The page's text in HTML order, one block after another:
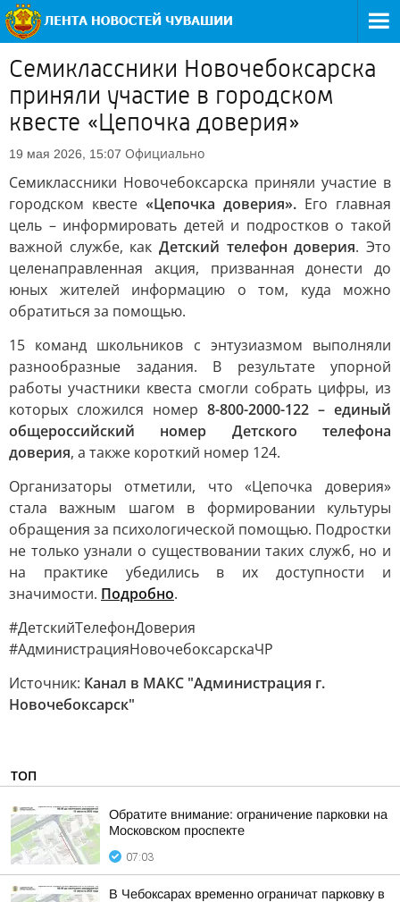
Семиклассники Новочебоксарска
приняли участие в городском
квесте «Цепочка доверия»
19 мая 2026, 15:07 Официально
Семиклассники Новочебоксарска приняли участие в
городском квесте «Цепочка доверия». Его главная
цель – информировать детей и подростков о такой
важной службе, как Детский телефон доверия. Это
целенаправленная акция, призванная донести до
юных жителей информацию о том, куда можно
обратиться за помощью.
15 команд школьников с энтузиазмом выполняли
разнообразные задания. В результате упорной
работы участники квеста смогли собрать цифры, из
которых сложился номер 8-800-2000-122 – единый
общероссийский номер Детского телефона
доверия, а также короткий номер 124.
Организаторы отметили, что «Цепочка доверия»
стала важным шагом в формировании культуры
обращения за психологической помощью. Подростки
не только узнали о существовании таких служб, но и
на практике убедились в их доступности и
значимости. Подробно.
#ДетскийТелефонДоверия
#АдминистрацияНовочебоксарскаЧР
Источник: Канал в МАКС "Администрация г.
Новочебоксарск"
ТОП
Обратите внимание: ограничение парковки на
Московском проспекте
07:03
В Чебоксарах временно ограничат парковку в